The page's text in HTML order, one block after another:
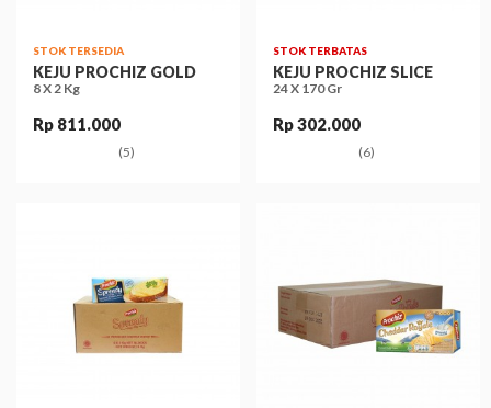
STOK TERSEDIA
KEJU PROCHIZ GOLD
8 X 2 Kg
Rp 811.000
(5)
STOK TERBATAS
KEJU PROCHIZ SLICE
24 X 170 Gr
Rp 302.000
(6)